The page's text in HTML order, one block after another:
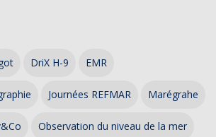
DriX H-9 EMR
Journées REFMAR Marégrahe
Observation du niveau de la mer